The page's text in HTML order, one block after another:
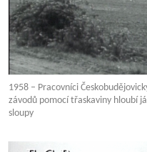
1958 – Pracovníci
závodů pomocí třaskaviny hloubí
sloupy